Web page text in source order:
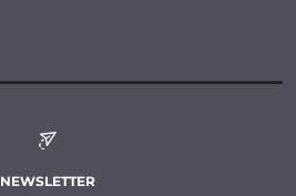
NEWSLETTER